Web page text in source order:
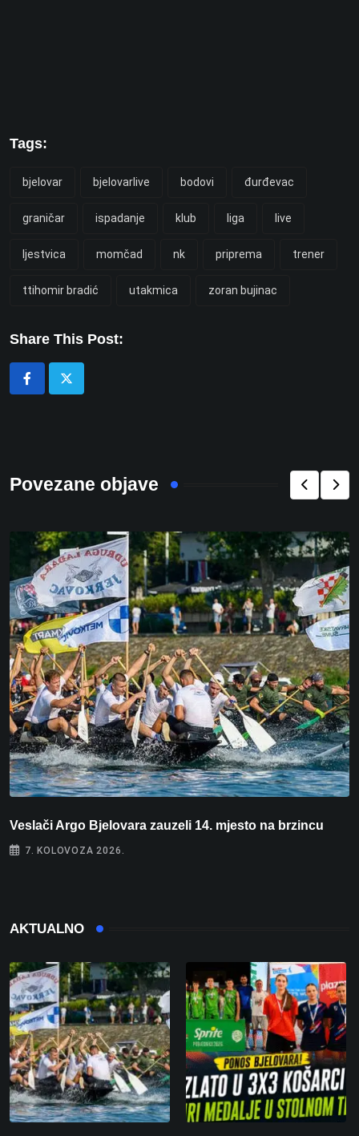
Tags:
bjelovar bjelovarlive bodovi đurđevac
graničar ispadanje klub liga live
ljestvica momčad nk priprema trener
ttihomir bradić utakmica zoran bujinac
Share This Post:
Povezane objave
Veslači Argo Bjelovara zauzeli 14. mjesto na brzincu
7. KOLOVOZA 2026.
AKTUALNO